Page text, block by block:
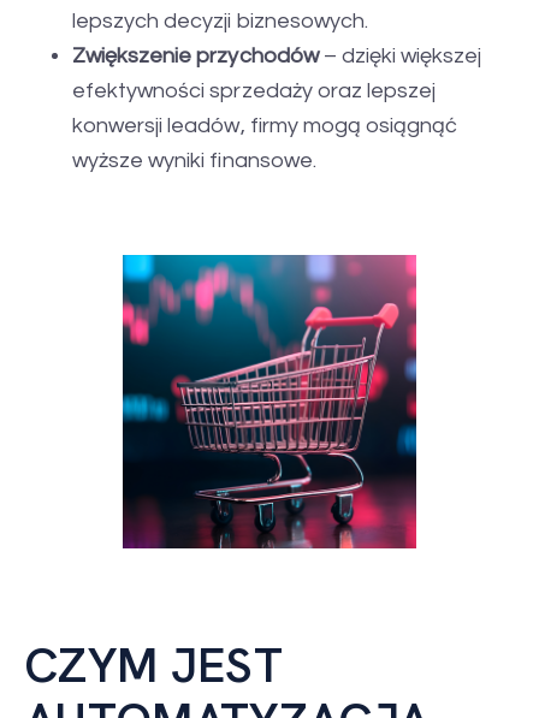
lepszych decyzji biznesowych.
Zwiększenie przychodów– dzięki większej
efektywności sprzedaży oraz lepszej
konwersji leadów, firmy mogą osiągnąć
wyższe wyniki finansowe.
CZYM JEST